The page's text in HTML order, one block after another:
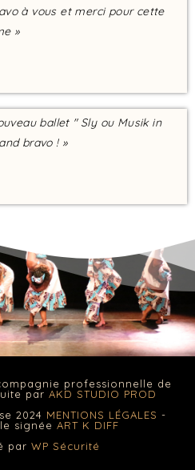
à vous et merci pour cette
»
ballet " Sly ou Musik in
bravo ! »
professionnelle de
par AKD STUDIO PROD
2024 MENTIONS LÉGALES -
signée ART K DIFF
par WP Sécurité